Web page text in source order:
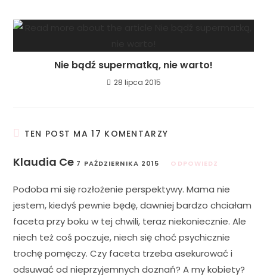
Nie bądź supermatką, nie warto!
28 lipca 2015
TEN POST MA 17 KOMENTARZY
Klaudia Ce 7 PAŹDZIERNIKA 2015 ODPOWIEDZ
Podoba mi się rozłożenie perspektywy. Mama nie
jestem, kiedyś pewnie będę, dawniej bardzo chciałam
faceta przy boku w tej chwili, teraz niekoniecznie. Ale
niech też coś poczuje, niech się choć psychicznie
trochę pomęczy. Czy faceta trzeba asekurować i
odsuwać od nieprzyjemnych doznań? A my kobiety?